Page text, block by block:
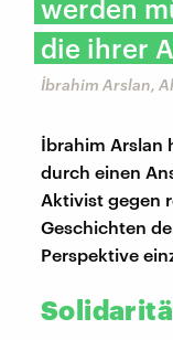
werden
die ihrer
İbrahim Arslan,
İbrahim Arslan
durch einen
Aktivist gegen
Geschichten
Perspektive